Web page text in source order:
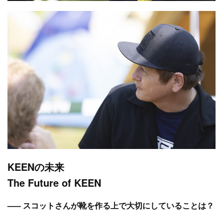
KEENの未来
The Future of KEEN
––– スコットさんが靴を作る上で大切にしていることは？